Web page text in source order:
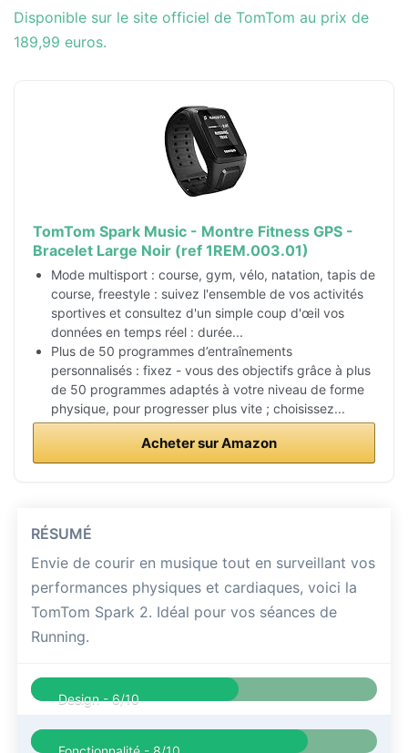
Disponible sur le site officiel de TomTom au prix de
189,99 euros.
TomTom Spark Music - Montre Fitness GPS -
Bracelet Large Noir (ref 1REM.003.01)
Mode multisport : course, gym, vélo, natation, tapis de
course, freestyle : suivez l'ensemble de vos activités
sportives et consultez d'un simple coup d'œil vos
données en temps réel : durée...
Plus de 50 programmes d’entraînements
personnalisés : fixez - vous des objectifs grâce à plus
de 50 programmes adaptés à votre niveau de forme
physique, pour progresser plus vite ; choisissez...
Acheter sur Amazon
RÉSUMÉ
Envie de courir en musique tout en surveillant vos
performances physiques et cardiaques, voici la
TomTom Spark 2. Idéal pour vos séances de
Running.
Design -6/10